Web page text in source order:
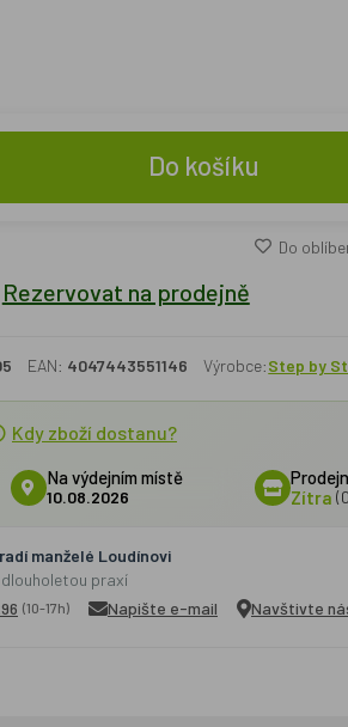
Do košíku
Do
Rezervovat na prodejně
EAN: 4047443551146 Výrobce:Step by
Kdy zboží dostanu?
Na výdejním místě
10.08.2026
Zítra
manželé Loudínovi
praxí
(10-17h) Napište e-mail Navštivte